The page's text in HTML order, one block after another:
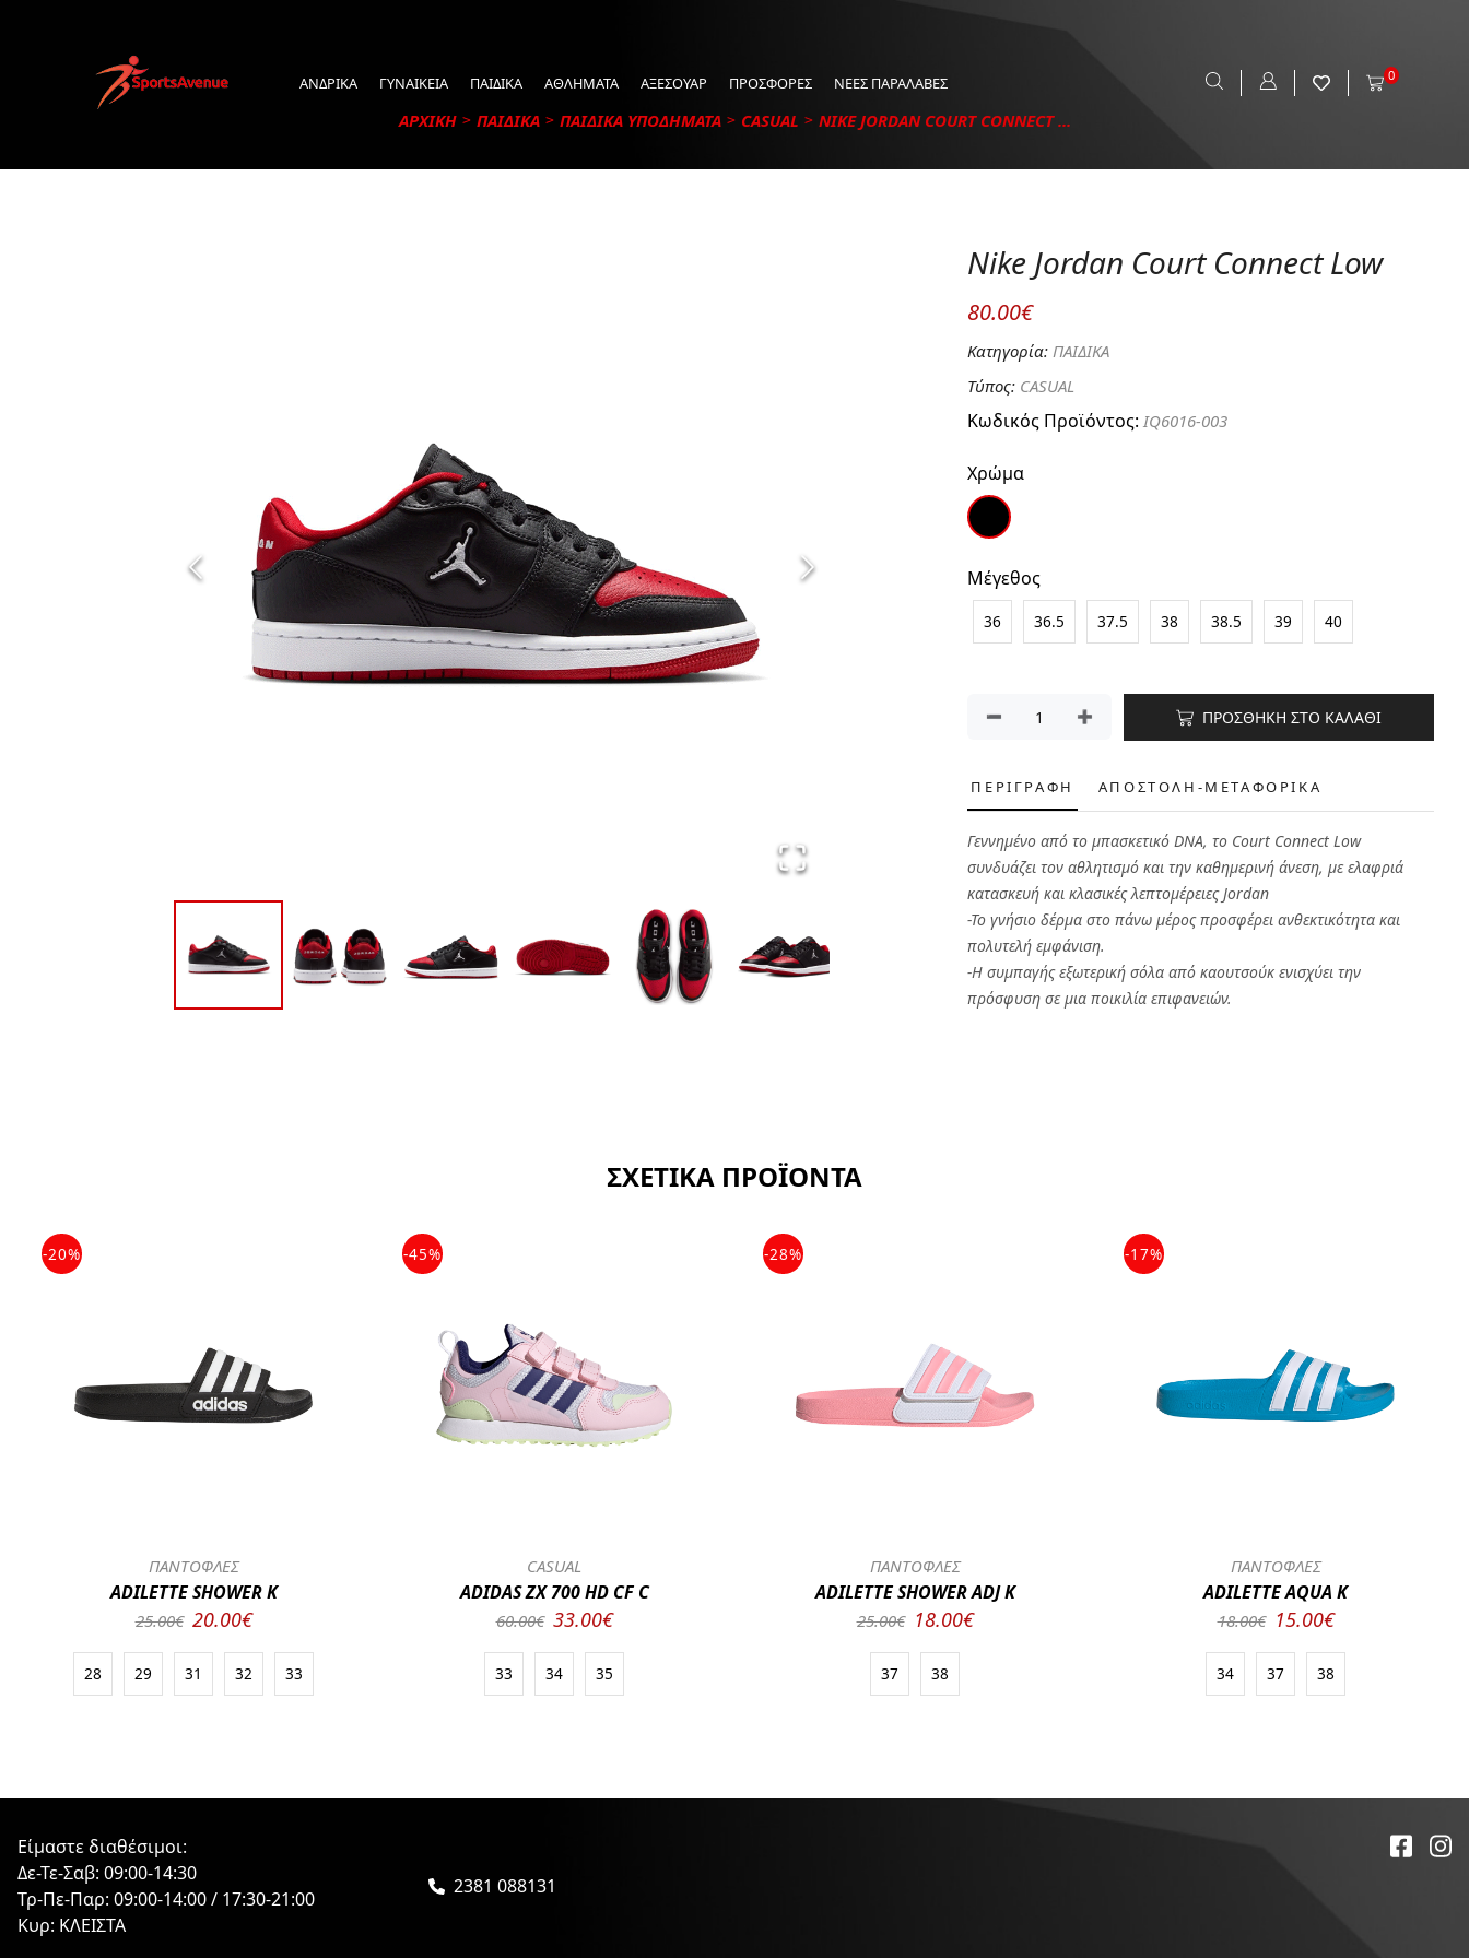
ΑΝΔΡΙΚΑ ΓΥΝΑΙΚΕΙΑ ΠΑΙΔΙΚΑ ΑΘΛΗΜΑΤΑ ΑΞΕΣΟΥΑΡ ΠΡΟΣΦΟΡΕΣ ΝΕΕΣ ΠΑΡΑΛΑΒΕΣ 0
ΑΡΧΙΚΗ ΠΑΙΔΙΚΑ ΠΑΙΔΙΚΑ ΥΠΟΔΗΜΑΤΑ CASUAL NIKE JORDAN COURT CONNECT ...
Nike Jordan Court Connect Low
80.00€
Κατηγορία:ΠΑΙΔΙΚΑ
Τύπος: CASUAL
Κωδικός Προϊόντος:IQ6016-003
Χρώμα
Μέγεθος
36 36.5 37.5 38 38.5 39 40
ΠΡΟΣΘΗΚΗ ΣΤΟ ΚΑΛΑΘΙ
ΠΕΡΙΓΡΑΦΗ ΑΠΟΣΤΟΛΗ-ΜΕΤΑΦΟΡΙΚΑ
Γεννημένο από το μπασκετικό DNA, το Court Connect Low
συνδυάζει τον αθλητισμό και την καθημερινή άνεση, με ελαφριά
κατασκευή και κλασικές λεπτομέρειες Jordan
-Το γνήσιο δέρμα στο πάνω μέρος προσφέρει ανθεκτικότητα και
πολυτελή εμφάνιση.
-Η συμπαγής εξωτερική σόλα από καουτσούκ ενισχύει την
πρόσφυση σε μια ποικιλία επιφανειών.
ΣΧΕΤΙΚΑ ΠΡΟΪΟΝΤΑ
-20%
ΠΑΝΤΟΦΛΕΣ
ADILETTE SHOWER K
25.00€ 20.00€
28 29 31 32 33
-45%
CASUAL
ADIDAS ZX 700 HD CF C
60.00€ 33.00€
33 34 35
-28%
ΠΑΝΤΟΦΛΕΣ
ADILETTE SHOWER ADJ K
25.00€ 18.00€
37 38
-17%
ΠΑΝΤΟΦΛΕΣ
ADILETTE AQUA K
18.00€ 15.00€
34 37 38
Είμαστε διαθέσιμοι:
Δε-Τε-Σαβ: 09:00-14:30
Τρ-Πε-Παρ: 09:00-14:00 / 17:30-21:00
Κυρ: ΚΛΕΙΣΤΑ
2381 088131